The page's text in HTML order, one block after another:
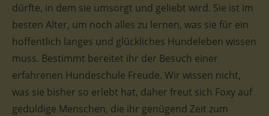
dürfte, in dem sie umsorgt und geliebt wird. Sie ist im
besten Alter, um noch alles zu lernen, was sie für ein
hoffentlich langes und glückliches Hundeleben wissen
muss. Bestimmt bereitet ihr der Besuch einer
erfahrenen Hundeschule Freude. Wir wissen nicht,
was sie bisher so erlebt hat, daher freut sich Foxy auf
geduldige Menschen, die ihr genügend Zeit zum